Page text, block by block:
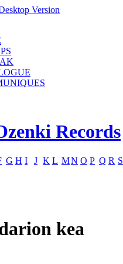
Version
Records
G H I J K L MN O P Q R S
kea